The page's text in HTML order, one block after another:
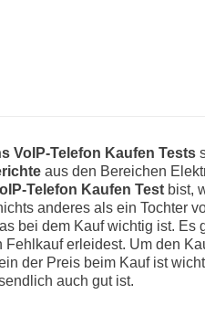
VoIP-Telefon Kaufen Tests
aus den Bereichen
Telefon Kaufen Test bist,
anderes als ein Tochter
bei dem Kauf wichtig ist.
Fehlkauf erleidest. Um den
der Preis beim Kauf ist
auch gut ist.